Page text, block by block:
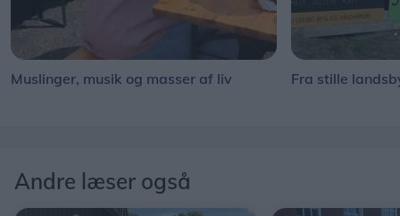
Muslinger, musik og masser af liv Fra stille
Andre læser også